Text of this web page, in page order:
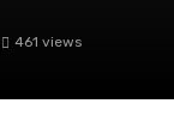
461 views